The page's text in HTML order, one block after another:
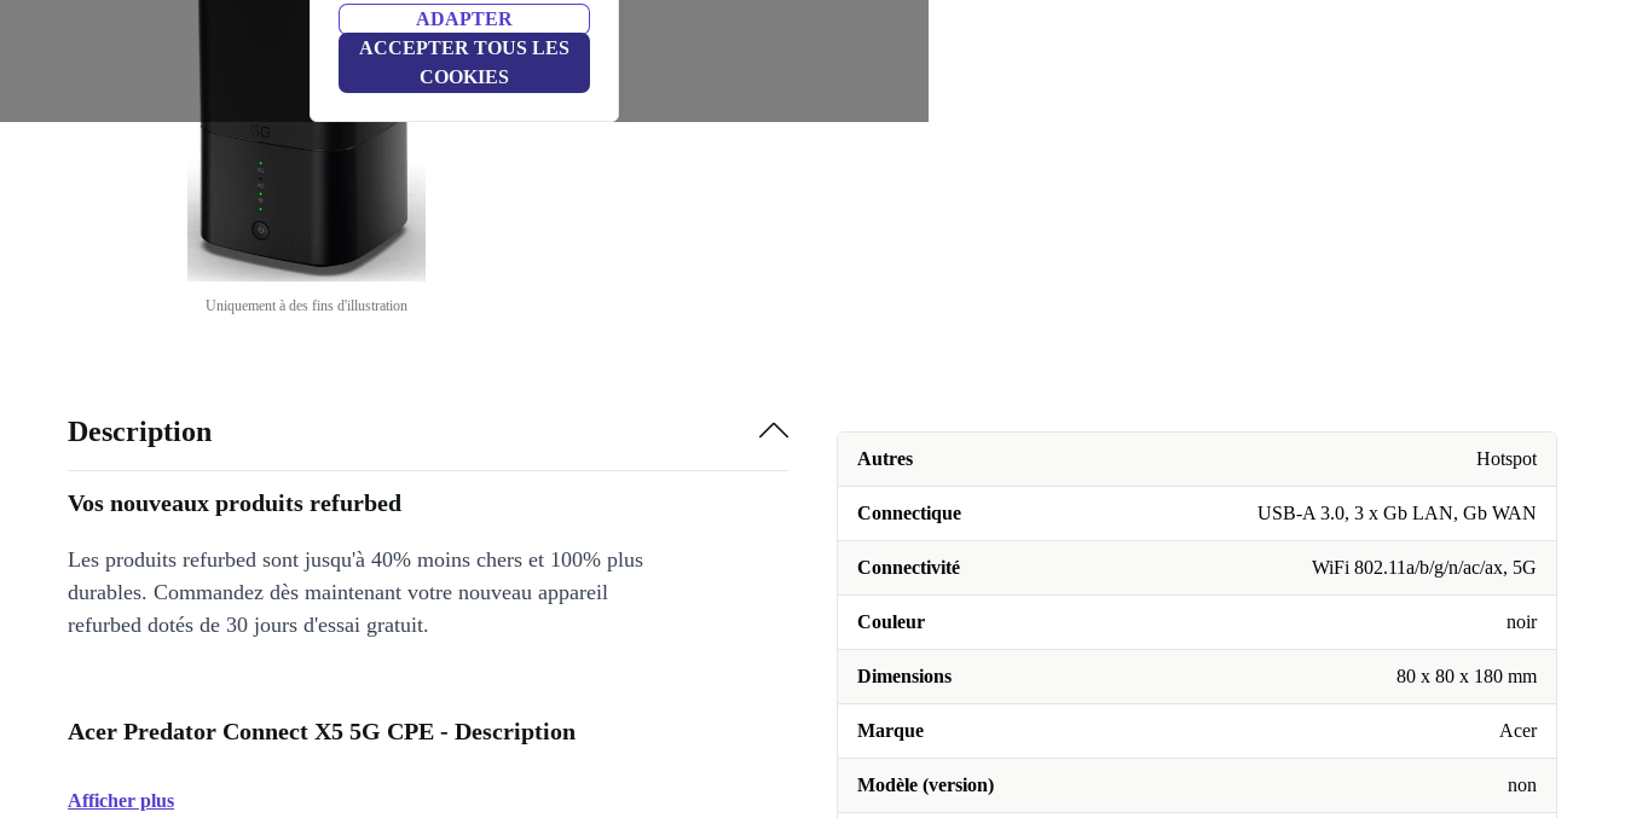
ADAPTER
ACCEPTER TOUS LES
COOKIES
Uniquement à des fins d'illustration
Autres Hotspot
Connectique USB-A 3.0, 3 x Gb LAN, Gb WAN
Connectivité WiFi 802.11a/b/g/n/ac/ax, 5G
Couleur noir
Dimensions 80 x 80 x 180 mm
Marque Acer
Modèle (version) non
Description
Vos nouveaux produits refurbed
Les produits refurbed sont jusqu'à 40% moins chers et 100% plus
durables. Commandez dès maintenant votre nouveau appareil
refurbed dotés de 30 jours d'essai gratuit.
Acer Predator Connect X5 5G CPE - Description
Afficher plus